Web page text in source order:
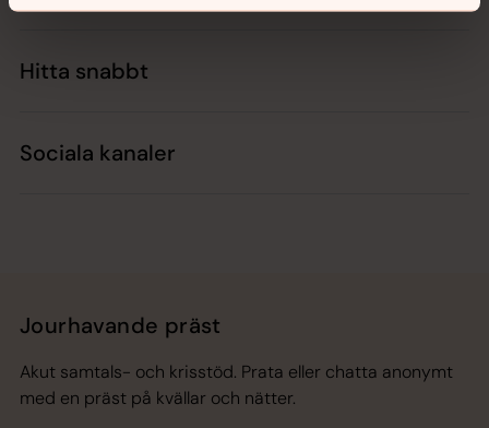
Hitta snabbt
Sociala kanaler
Jourhavande präst
Akut samtals- och krisstöd. Prata eller chatta anonymt
med en präst på kvällar och nätter.